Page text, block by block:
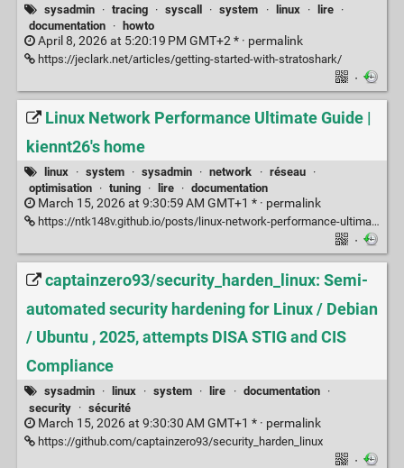
sysadmin · tracing · syscall · system · linux · lire
·
documentation
· howto
April 8, 2026 at 5:20:19 PM GMT+2 * · permalink
https://jeclark.net/articles/getting-started-with-stratoshark/
·
Linux Network Performance Ultimate Guide |
kiennt26's home
linux · system · sysadmin · network · réseau
·
optimisation
· tuning · lire · documentation
March 15, 2026 at 9:30:59 AM GMT+1 * · permalink
https://ntk148v.github.io/posts/linux-network-performance-ultimate-guide/
·
captainzero93/security_harden_linux: Semi-
automated security hardening for Linux / Debian
/ Ubuntu , 2025, attempts DISA STIG and CIS
Compliance
sysadmin · linux · system · lire · documentation
·
security
· sécurité
March 15, 2026 at 9:30:30 AM GMT+1 * · permalink
https://github.com/captainzero93/security_harden_linux
·